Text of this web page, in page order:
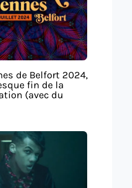
de Belfort 2024,
fin de la
(avec du